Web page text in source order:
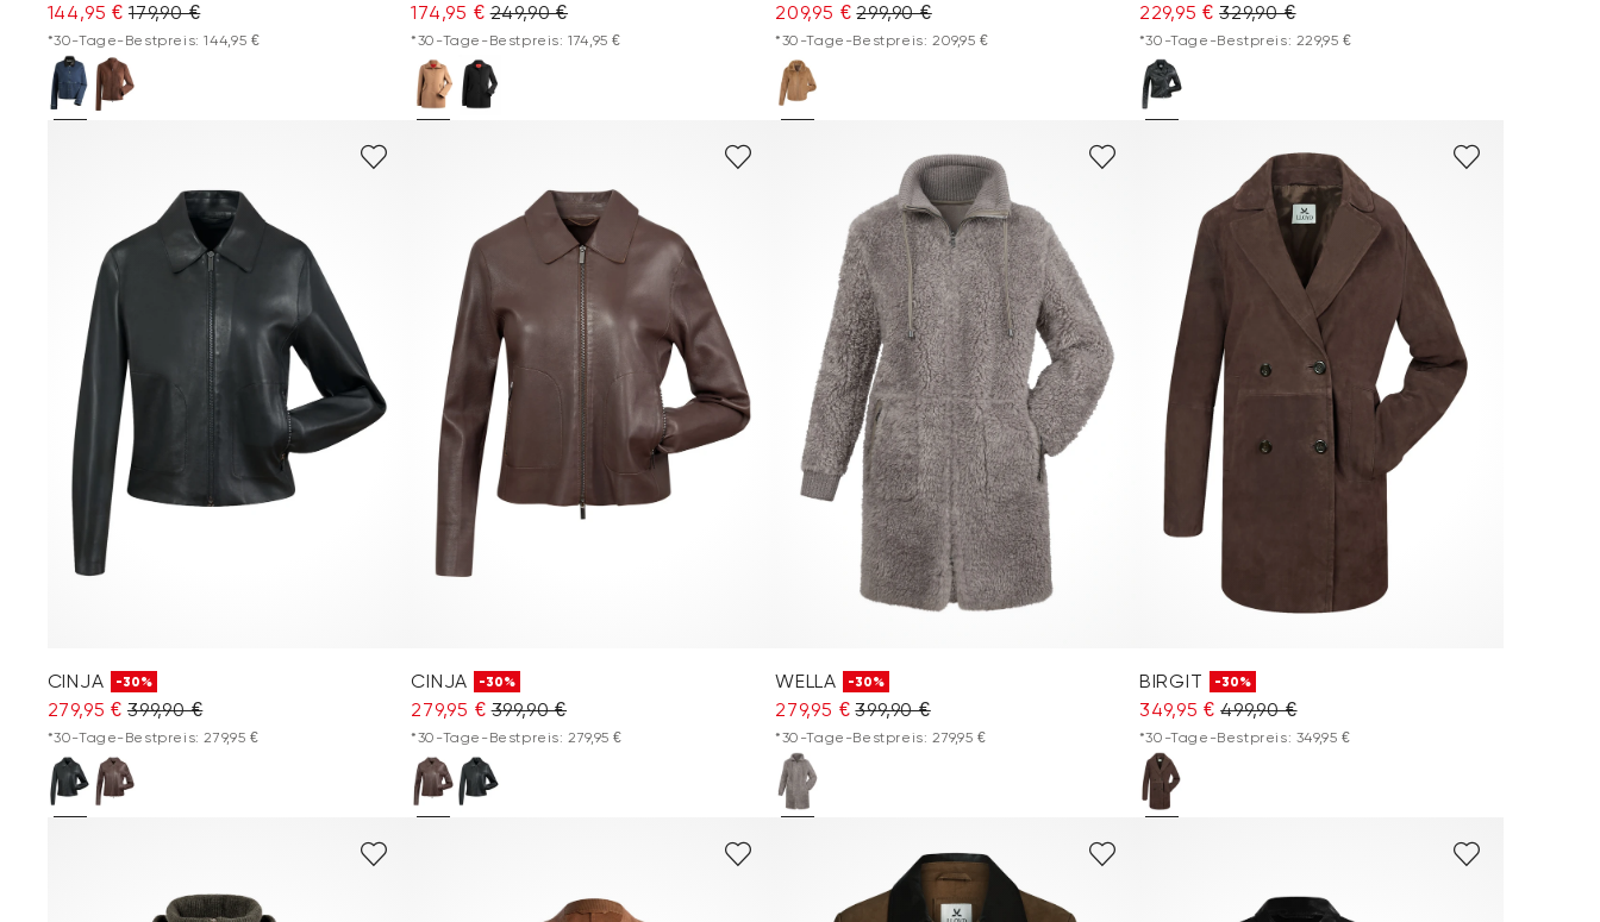
144,95 € 179,90 €
*30-Tage-Bestpreis: 144,95 €
174,95 € 249,90 €
*30-Tage-Bestpreis: 174,95 €
209,95 € 299,90 €
*30-Tage-Bestpreis: 209,95 €
229,95 € 329,90 €
*30-Tage-Bestpreis: 229,95 €
CINJA -30%
279,95 € 399,90 €
*30-Tage-Bestpreis: 279,95 €
CINJA -30%
279,95 € 399,90 €
*30-Tage-Bestpreis: 279,95 €
WELLA -30%
279,95 € 399,90 €
*30-Tage-Bestpreis: 279,95 €
BIRGIT -30%
349,95 € 499,90 €
*30-Tage-Bestpreis: 349,95 €